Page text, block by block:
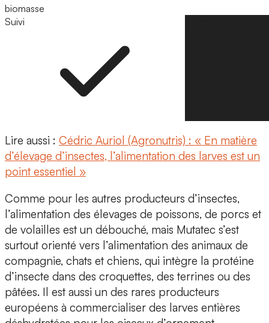
biomasse
Suivi
Lire aussi : Cédric Auriol (Agronutris) : « En matière
d’élevage d’insectes, l’alimentation des larves est un
point essentiel »
Comme pour les autres producteurs d’insectes,
l’alimentation des élevages de poissons, de porcs et
de volailles est un débouché, mais Mutatec s’est
surtout orienté vers l’alimentation des animaux de
compagnie, chats et chiens, qui intègre la protéine
d’insecte dans des croquettes, des terrines ou des
pâtées. Il est aussi un des rares producteurs
européens à commercialiser des larves entières